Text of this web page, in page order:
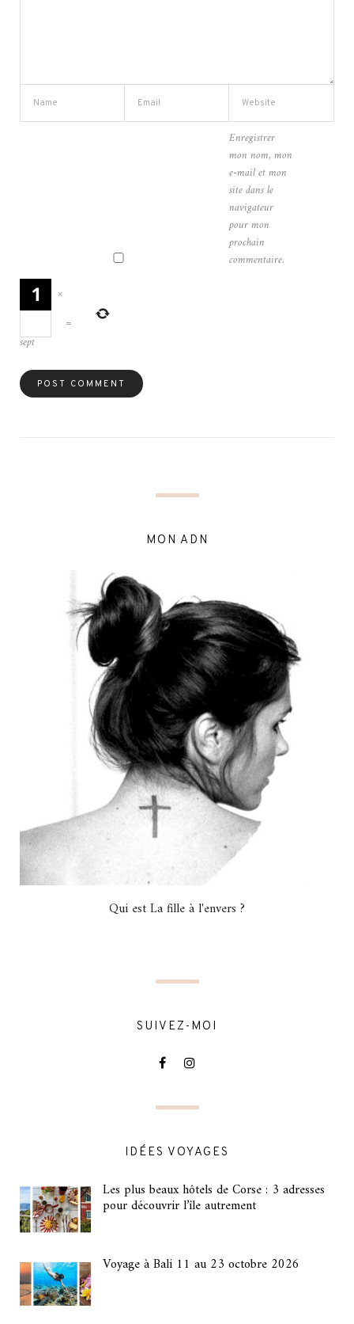
Enregistrer
mon nom, mon
e-mail et mon
site dans le
navigateur
pour mon
prochain
commentaire.
×
=
sept
MON ADN
Qui est La fille à l'envers ?
SUIVEZ-MOI
IDÉES VOYAGES
Les plus beaux hôtels de Corse : 3 adresses
pour découvrir l’île autrement
Voyage à Bali 11 au 23 octobre 2026